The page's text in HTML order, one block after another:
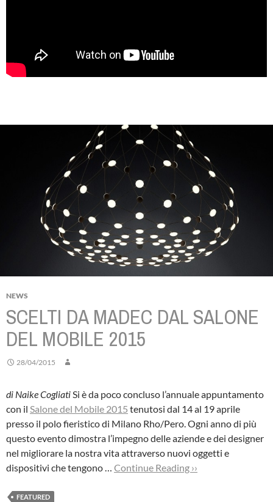
NEWS
SCELTI DA MADEC DAL SALONE
DEL MOBILE 2015
28/04/2015
di Naike CogliatiSi è da poco concluso l’annuale appuntamento
con il Salone del Mobile 2015 tenutosi dal 14 al 19 aprile
presso il polo fieristico di Milano Rho/Pero. Ogni anno di più
questo evento dimostra l’impegno delle aziende e dei designer
nel migliorare la nostra vita attraverso nuovi oggetti e
dispositivi che tengono … Continue Reading ››
FEATURED